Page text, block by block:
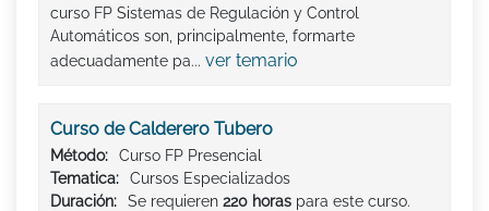
curso FP Sistemas de Regulación y Control
Automáticos son, principalmente, formarte
adecuadamente pa... ver temario
Curso de Calderero Tubero
Método:
Curso FP Presencial
Tematica:
Cursos Especializados
Duración:
Se requieren 220 horas para este curso.